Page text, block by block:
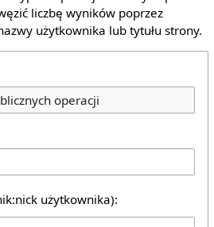
liczbę wyników poprzez
użytkownika lub tytułu strony.
operacji
użytkownika):